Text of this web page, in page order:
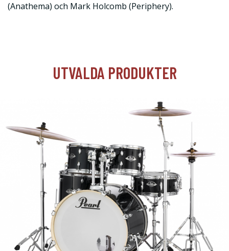
(Anathema) och Mark Holcomb (Periphery).
UTVALDA PRODUKTER